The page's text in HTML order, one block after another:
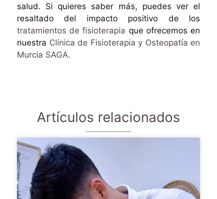
salud. Si quieres saber más, puedes ver el
resaltado del impacto positivo de los
tratamientos de fisioterapia que ofrecemos en
nuestra Clínica de Fisioterapia y Osteopatía en
Murcia SAGA.
Artículos relacionados